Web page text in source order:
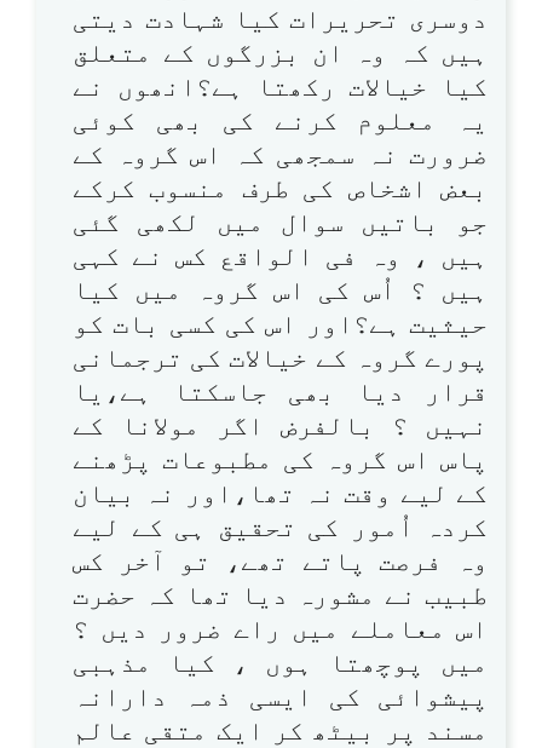
دوسری تحریرات کیا شہادت دیتی
ہیں کہ وہ ان بزرگوں کے متعلق
کیا خیالات رکھتا ہے؟انھوں نے
یہ معلوم کرنے کی بھی کوئی
ضرورت نہ سمجھی کہ اس گروہ کے
بعض اشخاص کی طرف منسوب کرکے
جو باتیں سوال میں لکھی گئی
ہیں ، وہ فی الواقع کس نے کہی
ہیں ؟ اُس کی اس گروہ میں کیا
حیثیت ہے؟اور اس کی کسی بات کو
پورے گروہ کے خیالات کی ترجمانی
قرار دیا بھی جاسکتا ہے،یا
نہیں ؟ بالفرض اگر مولانا کے
پاس اس گروہ کی مطبوعات پڑھنے
کے لیے وقت نہ تھا،اور نہ بیان
کردہ اُمور کی تحقیق ہی کے لیے
وہ فرصت پاتے تھے، تو آخر کس
طبیب نے مشورہ دیا تھا کہ حضرت
اس معاملے میں راے ضرور دیں ؟
میں پوچھتا ہوں ، کیا مذہبی
پیشوائی کی ایسی ذمہ دارانہ
مسند پر بیٹھ کر ایک متقی عالم